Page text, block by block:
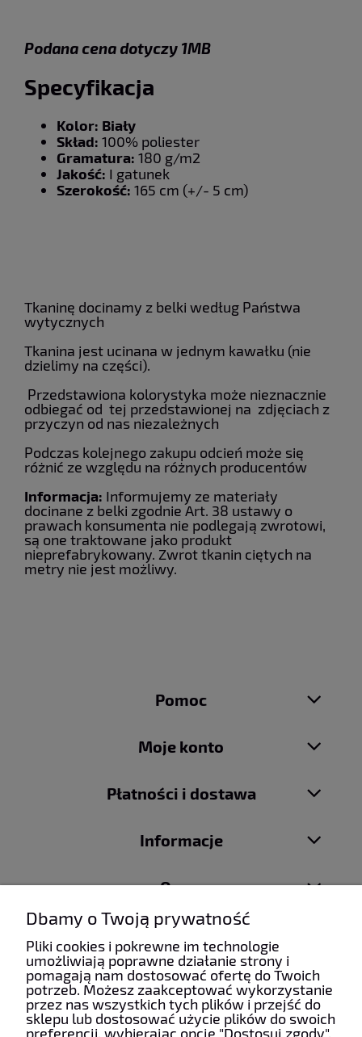
Podana cena dotyczy 1MB
Specyfikacja
Kolor: Biały
Skład: 100% poliester
Gramatura: 180 g/m2
Jakość: I gatunek
Szerokość: 165 cm (+/- 5 cm)
Tkaninę docinamy z belki według Państwa
wytycznych
Tkanina jest ucinana w jednym kawałku (nie
dzielimy na części).
Przedstawiona kolorystyka może nieznacznie
odbiegać od tej przedstawionej na zdjęciach z
przyczyn od nas niezależnych
Podczas kolejnego zakupu odcień może się
różnić ze względu na różnych producentów
Informacja: Informujemy ze materiały
docinane z belki zgodnie Art. 38 ustawy o
prawach konsumenta nie podlegają zwrotowi,
są one traktowane jako produkt
nieprefabrykowany. Zwrot tkanin ciętych na
metry nie jest możliwy.
Pomoc
Moje konto
Płatności i dostawa
Informacje
O nas
Taniefirany24 | ul. Mydlarska 6, 34-100 Wadowice | NIP:
5512490085 | REGON: 122928733 | Email:
firanypanczo@gmail.com| Telefon:+48 507 963 911
Dbamy o Twoją prywatność
Pliki cookies i pokrewne im technologie
umożliwiają poprawne działanie strony i
pomagają nam dostosować ofertę do Twoich
potrzeb. Możesz zaakceptować wykorzystanie
przez nas wszystkich tych plików i przejść do
sklepu lub dostosować użycie plików do swoich
preferencji, wybierając opcję "Dostosuj zgody".